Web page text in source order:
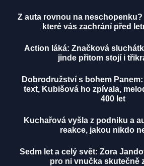
Z auta rovnou na
které vás zachrání před
Action láká: Značková
jinde přitom stojí i
Dobrodružství s bohem
text, Kubišová ho zpívala,
400 let
Kuchařová vyšla z podniku a
reakce, jakou nikdo
Sedm let a celý svět: Zora
pro ni vnučka skutečně